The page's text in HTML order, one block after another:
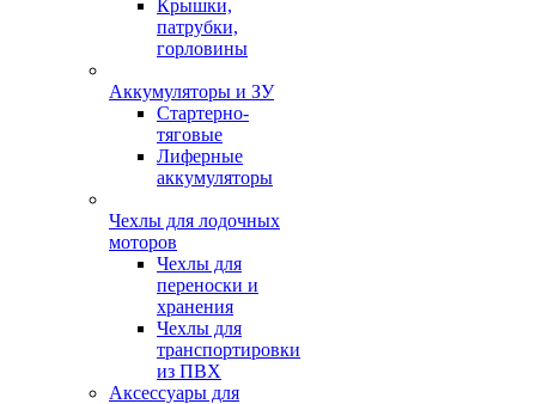
Крышки,
патрубки,
горловины
Аккумуляторы и ЗУ
Стартерно-
тяговые
Лиферные
аккумуляторы
Чехлы для лодочных
моторов
Чехлы для
переноски и
хранения
Чехлы для
транспортировки
из ПВХ
Аксессуары для